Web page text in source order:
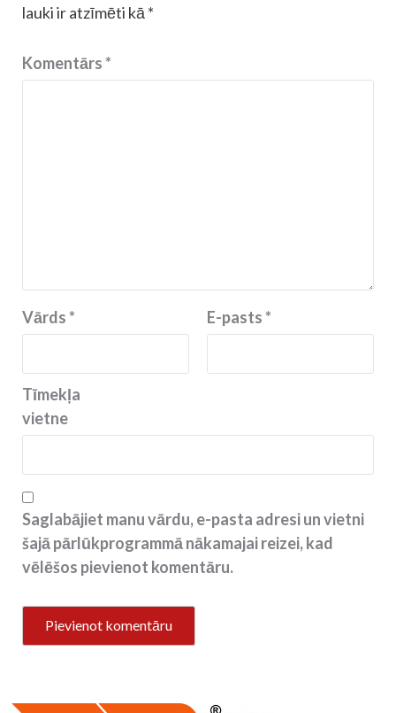
lauki ir atzīmēti kā *
Komentārs*
Vārds* E-pasts*
Tīmekļa
vietne
Saglabājiet manu vārdu, e-pasta adresi un vietni
šajā pārlūkprogrammā nākamajai reizei, kad
vēlēšos pievienot komentāru.